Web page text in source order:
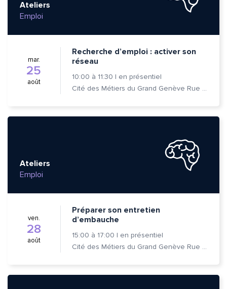
Ateliers
Emploi
mar.
25
août
Recherche d’emploi : activer son
réseau
10:00 à 11:30 | en présentiel
Cité des Métiers du Grand Genève Rue Prévost-Martin 6 1205 Genève
Ateliers
Emploi
ven.
28
août
Préparer son entretien
d’embauche
15:00 à 17:00 | en présentiel
Cité des Métiers du Grand Genève Rue Prévost-Martin 6 1205 Genève